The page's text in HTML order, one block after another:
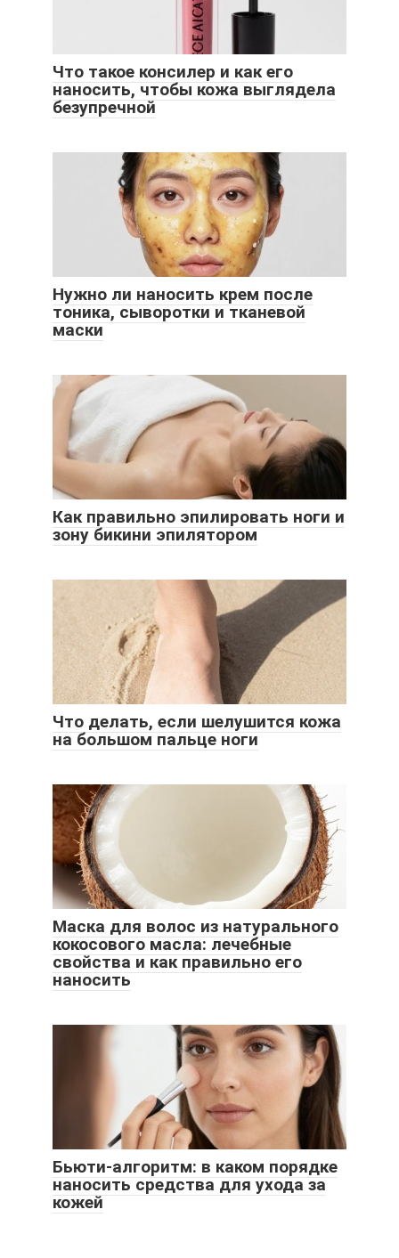
Что такое консилер и как его
наносить, чтобы кожа выглядела
безупречной
Нужно ли наносить крем после
тоника, сыворотки и тканевой
маски
Как правильно эпилировать ноги и
зону бикини эпилятором
Что делать, если шелушится кожа
на большом пальце ноги
Маска для волос из натурального
кокосового масла: лечебные
свойства и как правильно его
наносить
Бьюти-алгоритм: в каком порядке
наносить средства для ухода за
кожей